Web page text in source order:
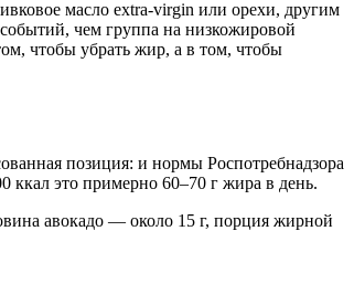
масло extra-virgin или орехи, другим
чем группа на низкожировой
чтобы убрать жир, а в том, чтобы
позиция: и нормы Роспотребнадзора
это примерно 60–70 г жира в день.
авокадо — около 15 г, порция жирной